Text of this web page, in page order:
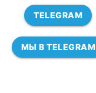
TELEGRAM
МЫ В TELEGRAM